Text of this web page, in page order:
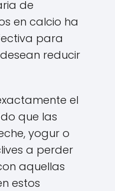
de
en calcio ha
para
reducir
el
que las
yogur o
a perder
aquellas
estos